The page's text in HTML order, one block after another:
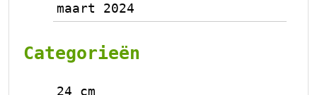
maart 2024
Categorieën
24 cm